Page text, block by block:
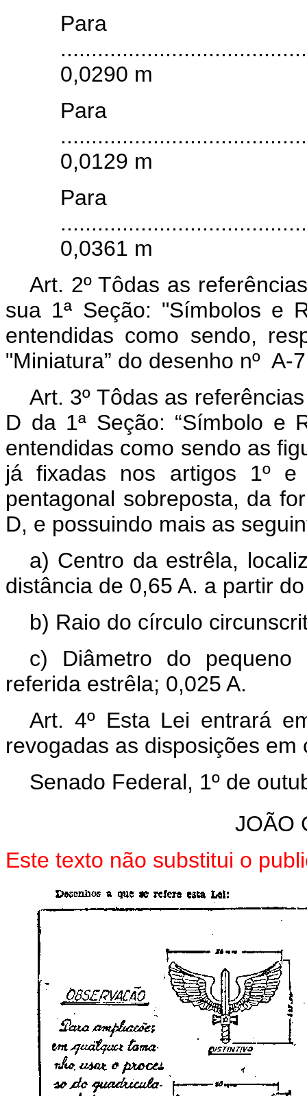
Para
0,0290 m
Para a
0,0129 m
Para o
0,0361 m
Art. 2º Tôdas as
sua 1ª Seção: "Símbolos e
entendidas como sendo,
"Miniatura” do desenho nº A-
Art. 3º Tôdas as
D da 1ª Seção: “Símbolo e
entendidas como sendo as
já fixadas nos artigos 1º
pentagonal sobreposta, da
D, e possuindo mais as
a) Centro da estrêla,
distância de 0,65 A. a partir
b) Raio do círculo
c) Diâmetro do
referida estrêla; 0,025 A.
Art. 4º Esta Lei entrará
revogadas as disposições em
Senado Federal, 1º de
JOÃO
Este texto não substitui o